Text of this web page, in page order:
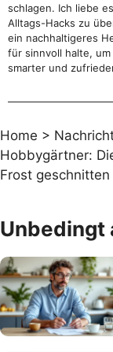
schlagen. Ich liebe
Alltags-Hacks zu
ein nachhaltigeres
für sinnvoll halte,
smarter und
Home >
Hobbygärtner:
Frost
Unbedingt